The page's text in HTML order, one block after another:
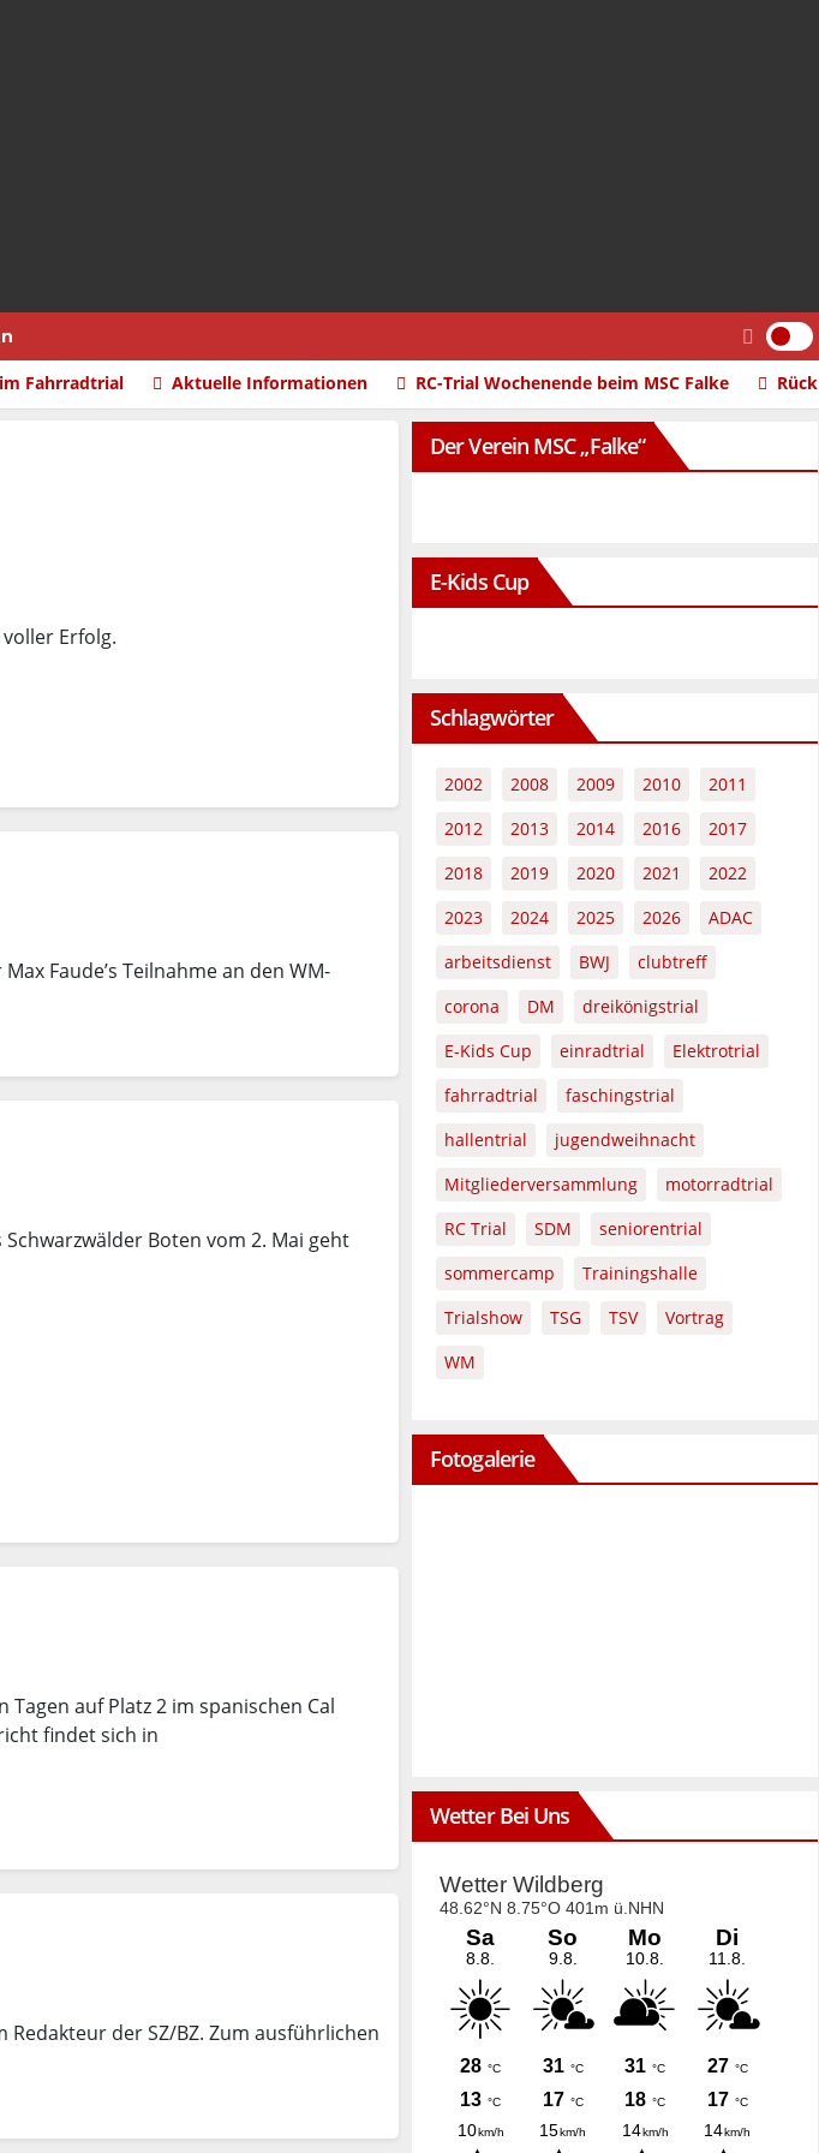
Fahrradtrial Aktuelle Informationen RC-Trial Wochenende beim MSC Falke
Erfolg.
Faude’s Teilnahme an den WM-
Schwarzwälder Boten vom 2. Mai geht
auf Platz 2 im spanischen Cal
findet sich in
Redakteur der SZ/BZ. Zum ausführlichen
Der Verein MSC „Falke“
E-Kids Cup
Schlagwörter
2002 2008 2009 2010
2011
2012
2013 2014 2016
2017
2018
2019 2020 2021
2022
2023
2024 2025 2026
ADAC
arbeitsdienst
BWJ
clubtreff
corona
DM
dreikönigstrial
E-Kids Cup
einradtrial
Elektrotrial
fahrradtrial
faschingstrial
hallentrial
jugendweihnacht
Mitgliederversammlung
motorradtrial
RC Trial
SDM
seniorentrial
sommercamp
Trainingshalle
Trialshow
TSG TSV
Vortrag
WM
Fotogalerie
Wetter Bei Uns